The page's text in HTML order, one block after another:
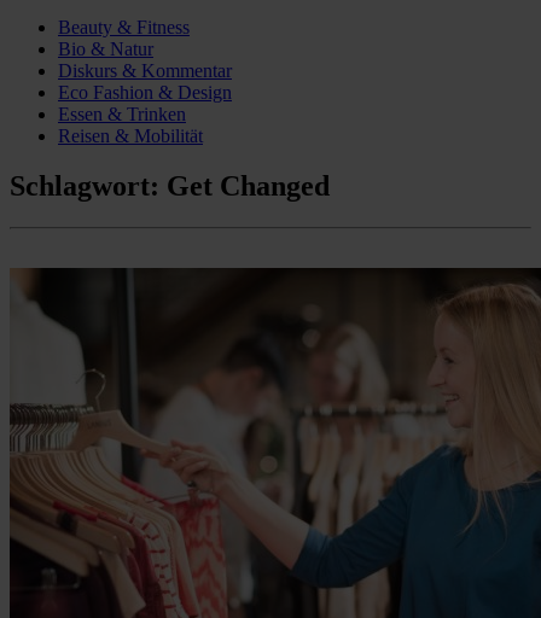
Beauty & Fitness
Bio & Natur
Diskurs & Kommentar
Eco Fashion & Design
Essen & Trinken
Reisen & Mobilität
Schlagwort: Get Changed